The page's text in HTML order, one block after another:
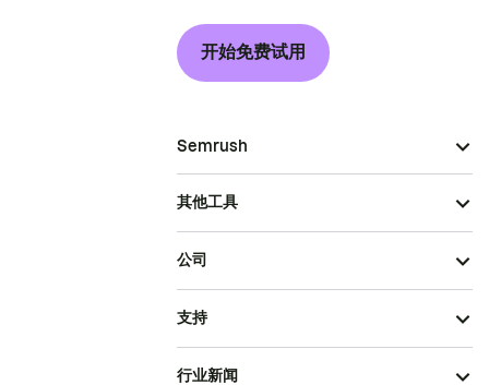
开始免费试用
Semrush
其他工具
公司
支持
行业新闻